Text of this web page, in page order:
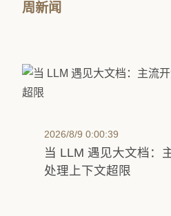
周新闻
2026/8/9 0:00:39
当 LLM 遇见大文档：
处理上下文超限